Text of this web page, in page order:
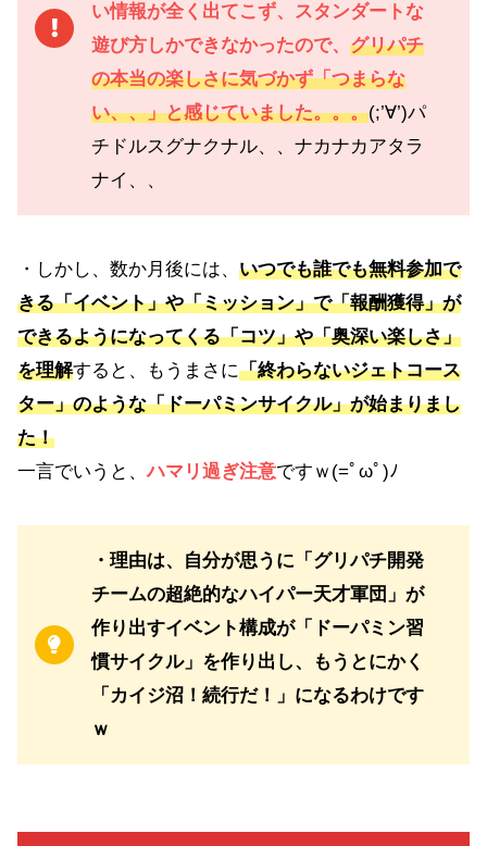
い情報が全く出てこず、スタンダートな
遊び方しかできなかったので、 グリパチ
の本当の楽しさに気づかず「つまらな
い、、」と感じていました。。。(;’∀’)パ
チドルスグナクナル、、ナカナカアタラ
ナイ、、
・しかし、数か月後には、 いつでも誰でも無料参加で
きる「イベント」や「ミッション」で「報酬獲得」が
できるようになってくる「コツ」や「奥深い楽しさ」
を理解すると、もうまさに「終わらないジェトコース
ター」のような「ドーパミンサイクル」が始まりまし
た！
一言でいうと、ハマリ過ぎ注意ですｗ(=ﾟωﾟ)ﾉ
・理由は、自分が思うに「グリパチ開発
チームの超絶的なハイパー天才軍団」が
作り出すイベント構成が「ドーパミン習
慣サイクル」を作り出し、もうとにかく
「カイジ沼！続行だ！」になるわけです
ｗ